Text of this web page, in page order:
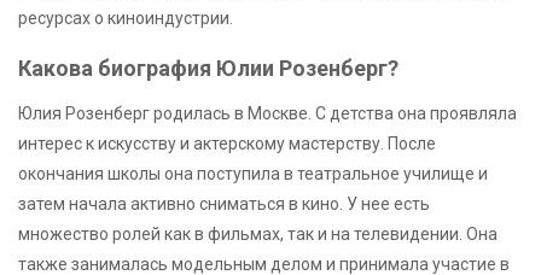
ресурсах о киноиндустрии.
Какова биография Юлии Розенберг?
Юлия Розенберг родилась в Москве. С детства она проявляла
интерес к искусству и актерскому мастерству. После
окончания школы она поступила в театральное училище и
затем начала активно сниматься в кино. У нее есть
множество ролей как в фильмах, так и на телевидении. Она
также занималась модельным делом и принимала участие в